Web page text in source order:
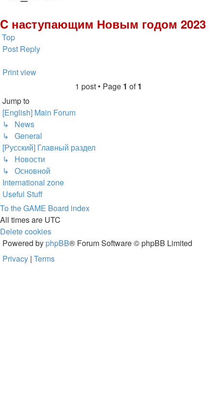
C наступающим Новым годом 2023
Top
Post Reply
Print view
1 post • Page 1 of1
Jump to
[English] Main Forum
↳ News
↳ General
[Русский] Главный раздел
↳ Новости
↳ Основной
International zone
Useful Stuff
To the GAME Board index
All times are UTC
Delete cookies
Powered by phpBB® Forum Software © phpBB Limited
Privacy | Terms